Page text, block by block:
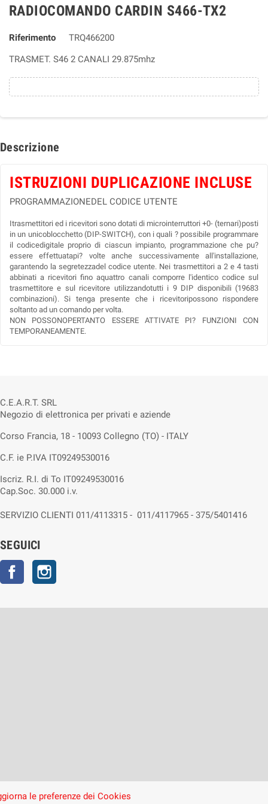
RADIOCOMANDO CARDIN S466-TX2
Riferimento
TRQ466200
TRASMET. S46 2 CANALI 29.875mhz
Descrizione
ISTRUZIONI DUPLICAZIONE INCLUSE
PROGRAMMAZIONEDEL CODICE UTENTE
Itrasmettitori ed i ricevitori sono dotati di microinterruttori +0- (ternari)posti
in un unicoblocchetto (DIP-SWITCH), con i quali ? possibile programmare
il codicedigitale proprio di ciascun impianto, programmazione che pu?
essere effettuatapi? volte anche successivamente all'installazione,
garantendo la segretezzadel codice utente. Nei trasmettitori a 2 e 4 tasti
abbinati a ricevitori fino aquattro canali comporre l'identico codice sul
trasmettitore e sul ricevitore utilizzandotutti i 9 DIP disponibili (19683
combinazioni). Si tenga presente chei ricevitoripossono rispondere
soltanto ad un comando per volta.
NON POSSONOPERTANTO ESSERE ATTIVATE PI? FUNZIONI CON
TEMPORANEAMENTE.
C.E.A.R.T. SRL
Negozio di elettronica per privati e aziende
Corso Francia, 18 - 10093 Collegno (TO) - ITALY
C.F. ie P.IVA IT09249530016
Iscriz. R.I. di To IT09249530016
Cap.Soc. 30.000 i.v.
SERVIZIO CLIENTI 011/4113315 - 011/4117965 - 375/5401416
SEGUICI
Facebook
le preferenze dei Cookies